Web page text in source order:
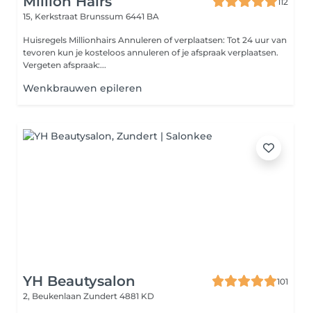
15, Kerkstraat Brunssum 6441 BA
Huisregels Millionhairs Annuleren of verplaatsen: Tot 24 uur van
tevoren kun je kosteloos annuleren of je afspraak verplaatsen.
Vergeten afspraak:...
Wenkbrauwen epileren
YH Beautysalon
101
2, Beukenlaan Zundert 4881 KD